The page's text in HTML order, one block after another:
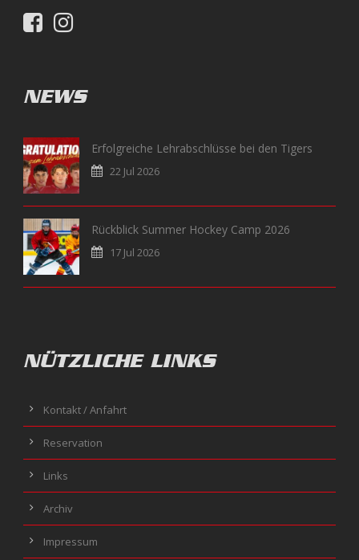
NEWS
Erfolgreiche Lehrabschlüsse bei den Tigers
22 Jul 2026
Rückblick Summer Hockey Camp 2026
17 Jul 2026
NÜTZLICHE LINKS
Kontakt / Anfahrt
Reservation
Links
Archiv
Impressum